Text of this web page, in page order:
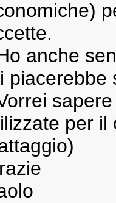
anche
piacerebbe
per il